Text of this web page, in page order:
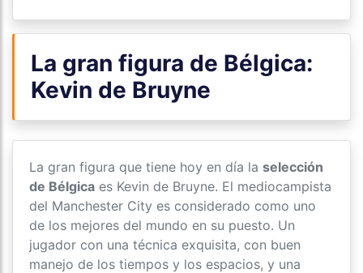
La gran figura de Bélgica:
Kevin de Bruyne
La gran figura que tiene hoy en día la selección
de Bélgica es Kevin de Bruyne. El mediocampista
del Manchester City es considerado como uno
de los mejores del mundo en su puesto. Un
jugador con una técnica exquisita, con buen
manejo de los tiempos y los espacios, y una